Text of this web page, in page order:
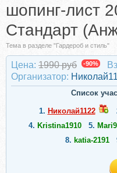
шопинг-лист
Стандарт
Тема в разделе "Гардероб и стиль"
Цена: 1990 руб -90%
Организатор:
Список
1. Николай1122
4. Kristina1910 5.
8. katia-2191